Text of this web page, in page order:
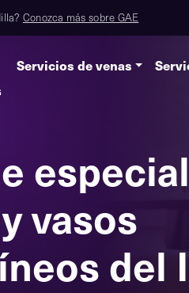
Conozca más sobre GAE
Servicios de venas
vasos
del